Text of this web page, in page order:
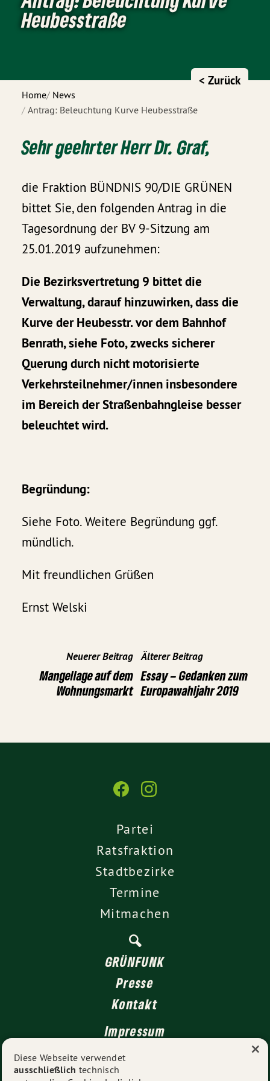
Heubesstraße
Home News
Antrag: Beleuchtung Kurve Heubesstraße
< Zurück
Sehr geehrter Herr Dr. Graf,
die Fraktion BÜNDNIS 90/DIE GRÜNEN
bittet Sie, den folgenden Antrag in die
Tagesordnung der BV 9-Sitzung am
25.01.2019 aufzunehmen:
Die Bezirksvertretung 9 bittet die
Verwaltung, darauf hinzuwirken, dass die
Kurve der Heubesstr. vor dem Bahnhof
Benrath, siehe Foto, zwecks sicherer
Querung durch nicht motorisierte
Verkehrsteilnehmer/innen insbesondere
im Bereich der Straßenbahngleise besser
beleuchtet wird.
Begründung:
Siehe Foto. Weitere Begründung ggf.
mündlich.
Mit freundlichen Grüßen
Ernst Welski
Neuerer Beitrag
Mangellage auf dem
Wohnungsmarkt
Älterer Beitrag
Essay – Gedanken zum
Europawahljahr 2019
Partei
Ratsfraktion
Stadtbezirke
Termine
Mitmachen
GRÜNFUNK
Presse
Kontakt
Impressum
Datenschutz
Diese Webseite verwendet
ausschließlich technisch
×